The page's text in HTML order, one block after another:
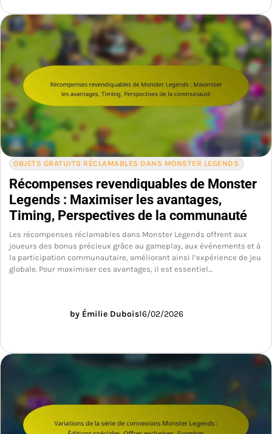
OBJETS GRATUITS RÉCLAMABLES DANS MONSTER LEGENDS
Récompenses revendiquables de Monster
Legends : Maximiser les avantages,
Timing, Perspectives de la communauté
Les récompenses réclamables dans Monster Legends offrent aux
joueurs des bonus précieux grâce au gameplay, aux événements et à
la participation communautaire, améliorant ainsi l’expérience de jeu
globale. Pour maximiser ces avantages, il est essentiel…
by Émilie Dubois16/02/2026